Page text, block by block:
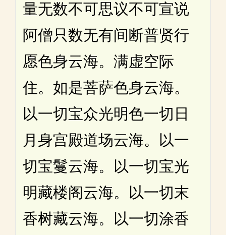
量无数不可思议不可宣说
阿僧只数无有间断普贤行
愿色身云海。满虚空际
住。如是菩萨色身云海。
以一切宝众光明色一切日
月身宫殿道场云海。以一
切宝鬘云海。以一切宝光
明藏楼阁云海。以一切末
香树藏云海。以一切涂香